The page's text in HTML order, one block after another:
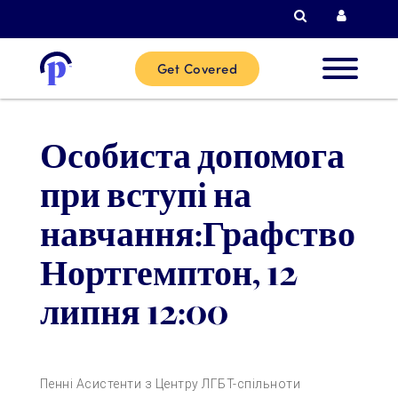
Пошук
Get Covered
клієнти
клієнти
Особиста допомога
при вступі на
навчання:Графство
Нортгемптон, 12
липня 12:00
Пенні Асистенти з Центру ЛГБТ-спільноти